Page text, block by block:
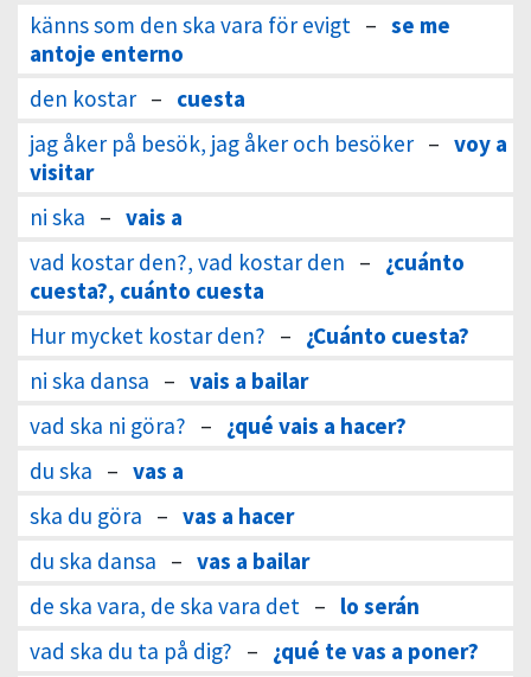
känns som den ska vara för evigt – se me
antoje enterno
den kostar – cuesta
jag åker på besök, jag åker och besöker – voy a
visitar
ni ska – vais a
vad kostar den?, vad kostar den – ¿cuánto
cuesta?, cuánto cuesta
Hur mycket kostar den? – ¿Cuánto cuesta?
ni ska dansa – vais a bailar
vad ska ni göra? – ¿qué vais a hacer?
du ska – vas a
ska du göra – vas a hacer
du ska dansa – vas a bailar
de ska vara, de ska vara det – lo serán
vad ska du ta på dig? – ¿qué te vas a poner?